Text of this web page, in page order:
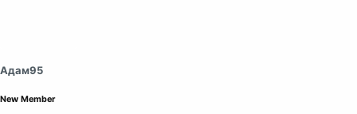
Адам95
New Member